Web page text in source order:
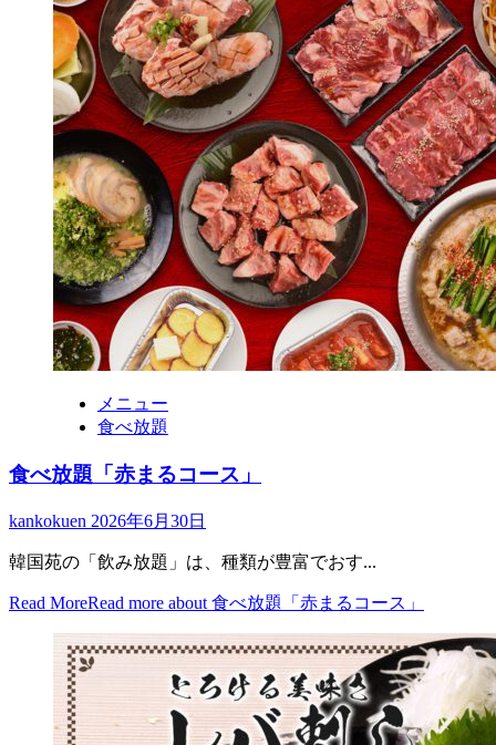
メニュー
食べ放題
食べ放題「赤まるコース」
kankokuen 2026年6月30日
韓国苑の「飲み放題」は、種類が豊富でおす...
Read MoreRead more about 食べ放題「赤まるコース」